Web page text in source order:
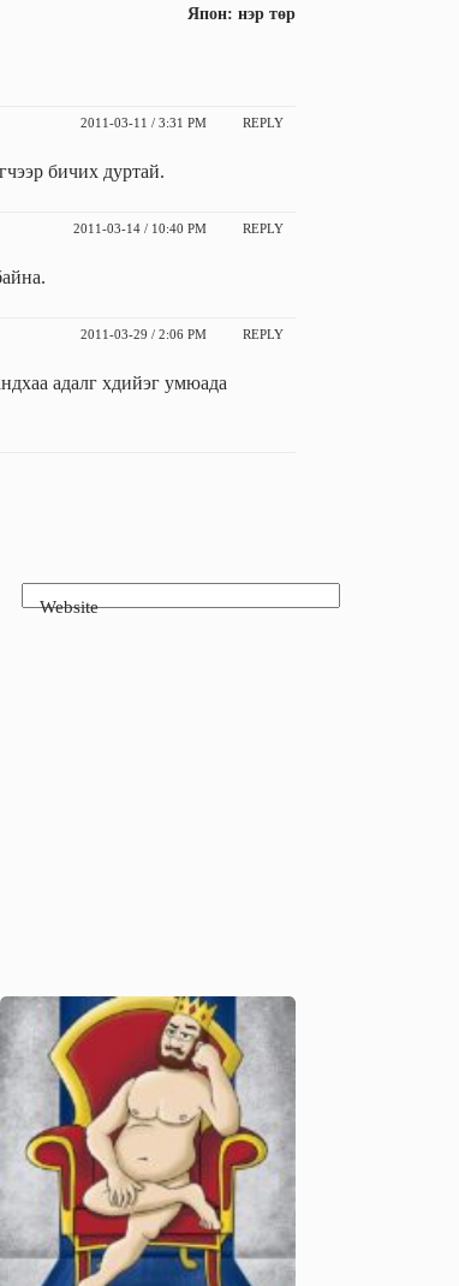
Япон: нэр төр
2011-03-11 / 3:31 PM REPLY
бичих дуртай.
2011-03-14 / 10:40 PM REPLY
2011-03-29 / 2:06 PM REPLY
адалг хдийэг умюада
Website